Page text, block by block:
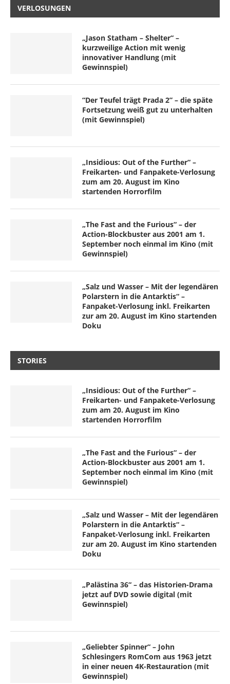
VERLOSUNGEN
„Jason Statham – Shelter“ –
kurzweilige Action mit wenig
innovativer Handlung (mit
Gewinnspiel)
“Der Teufel trägt Prada 2” – die späte
Fortsetzung weiß gut zu unterhalten
(mit Gewinnspiel)
„Insidious: Out of the Further“ –
Freikarten- und Fanpakete-Verlosung
zum am 20. August im Kino
startenden Horrorfilm
„The Fast and the Furious“ – der
Action-Blockbuster aus 2001 am 1.
September noch einmal im Kino (mit
Gewinnspiel)
„Salz und Wasser – Mit der legendären
Polarstern in die Antarktis“ –
Fanpaket-Verlosung inkl. Freikarten
zur am 20. August im Kino startenden
Doku
STORIES
„Insidious: Out of the Further“ –
Freikarten- und Fanpakete-Verlosung
zum am 20. August im Kino
startenden Horrorfilm
„The Fast and the Furious“ – der
Action-Blockbuster aus 2001 am 1.
September noch einmal im Kino (mit
Gewinnspiel)
„Salz und Wasser – Mit der legendären
Polarstern in die Antarktis“ –
Fanpaket-Verlosung inkl. Freikarten
zur am 20. August im Kino startenden
Doku
„Palästina 36“ – das Historien-Drama
jetzt auf DVD sowie digital (mit
Gewinnspiel)
„Geliebter Spinner“ – John
Schlesingers RomCom aus 1963 jetzt
in einer neuen 4K-Restauration (mit
Gewinnspiel)